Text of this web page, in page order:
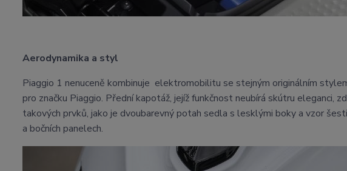
Aerodynamika a styl
Piaggio 1 nenuceně kombinuje elektromobilitu se stejným originálním
pro značku Piaggio. Přední kapotáž, jejíž funkčnost neubírá skútru eleganci,
takových prvků, jako je dvoubarevný potah sedla s lesklými boky a vzor
a bočních panelech.